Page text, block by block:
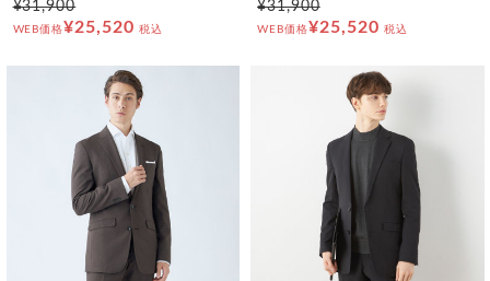
¥31,900
WEB価格¥25,520 税込
¥31,900
WEB価格¥25,520 税込